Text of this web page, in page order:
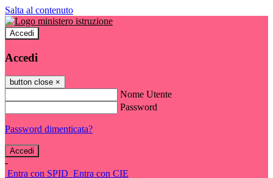
Salta al contenuto
Accedi
Accedi
button close ×
Nome Utente
Password
Password dimenticata?
-
Entra con SPID Entra con CIE